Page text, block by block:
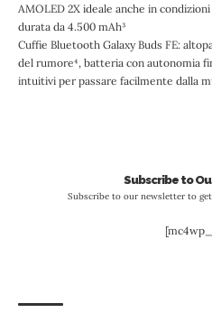
AMOLED 2X ideale anche in
durata da 4.500 mAh³
Cuffie Bluetooth Galaxy Buds FE:
del rumore⁴, batteria con autonomia
intuitivi per passare facilmente dalla
Subscribe to
Subscribe to our newsletter to